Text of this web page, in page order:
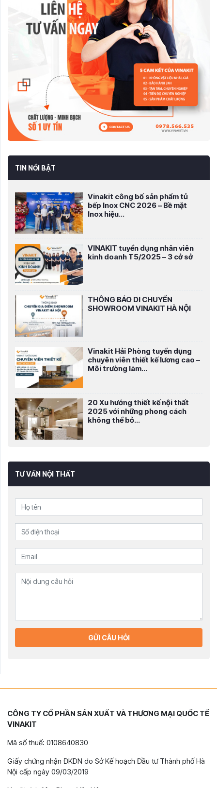
TIN NỔI BẬT
Vinakit công bố sản phẩm tủ
bếp Inox CNC 2026 – Bề mặt
Inox hiệu...
VINAKIT tuyển dụng nhân viên
kinh doanh T5/2025 – 3 cở sở
THÔNG BÁO DI CHUYỂN
SHOWROOM VINAKIT HÀ NỘI
Vinakit Hải Phòng tuyển dụng
chuyên viên thiết kế lương cao –
Môi trường làm...
20 Xu hướng thiết kế nội thất
2025 với những phong cách
không thể bỏ...
TƯ VẤN NỘI THẤT
GỬI CÂU HỎI
CÔNG TY CỔ PHẦN SẢN XUẤT VÀ THƯƠNG MẠI QUỐC TẾ
VINAKIT
Mã số thuế: 0108640830
Giấy chứng nhận ĐKDN do Sở Kế hoạch Đầu tư Thành phố Hà
Nội cấp ngày 09/03/2019